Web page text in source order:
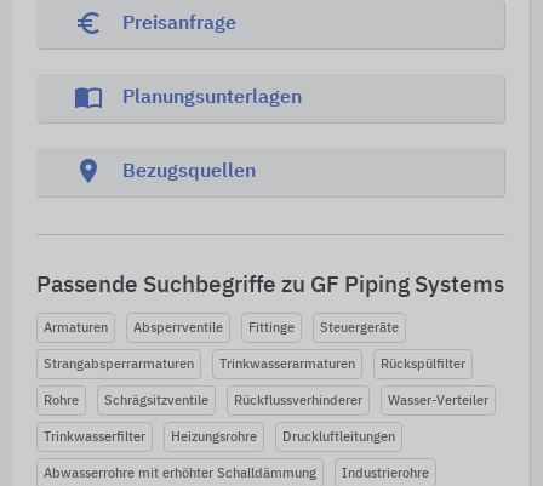
euro_symbol Preisanfrage
import_contacts Planungsunterlagen
location_on Bezugsquellen
Passende Suchbegriffe zu GF Piping Systems
Armaturen Absperrventile Fittinge Steuergeräte
Strangabsperrarmaturen Trinkwasserarmaturen Rückspülfilter
Rohre Schrägsitzventile Rückflussverhinderer Wasser-Verteiler
Trinkwasserfilter Heizungsrohre Druckluftleitungen
Abwasserrohre mit erhöhter Schalldämmung Industrierohre